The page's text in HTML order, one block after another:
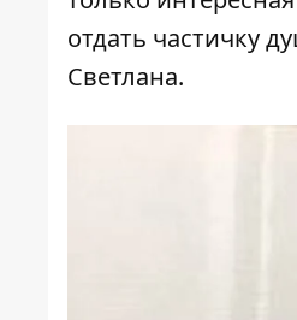
отдать частичку
Светлана.